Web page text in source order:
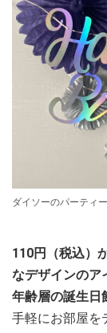
ダイソーのパーティ
110円（税込）
なデザインのア
年齢層の誕生日
手軽にお部屋を